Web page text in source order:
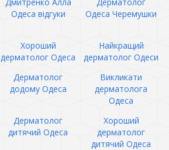
Одеса відгуки
Одеса Черемушки
Хороший
дерматолог Одеса
Найкращий
дерматолог Одеси
Дерматолог
додому Одеса
Викликати
дерматолога
Одеса
Дерматолог
дитячий Одеса
Хороший
дерматолог
дитячий Одеса